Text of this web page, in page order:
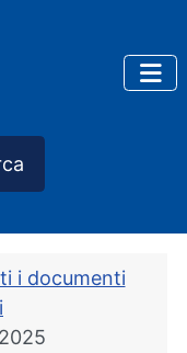
i documenti